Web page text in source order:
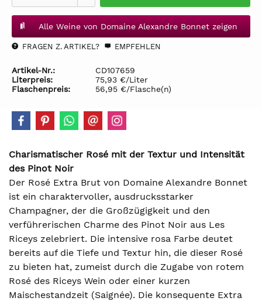
Alle Weine von Domaine Alexandre Bonnet zeigen
FRAGEN Z. ARTIKEL? EMPFEHLEN
Artikel-Nr.:
CD107659
Literpreis:
75,93 €/Liter
Flaschenpreis:
56,95 €/Flasche(n)
Charismatischer Rosé mit der Textur und Intensität
des Pinot Noir
Der Rosé Extra Brut von Domaine Alexandre Bonnet
ist ein charaktervoller, ausdrucksstarker
Champagner, der die Großzügigkeit und den
verführerischen Charme des Pinot Noir aus Les
Riceys zelebriert. Die intensive rosa Farbe deutet
bereits auf die Tiefe und Textur hin, die dieser Rosé
zu bieten hat, zumeist durch die Zugabe von rotem
Rosé des Riceys Wein oder einer kurzen
Maischestandzeit (Saignée). Die konsequente Extra